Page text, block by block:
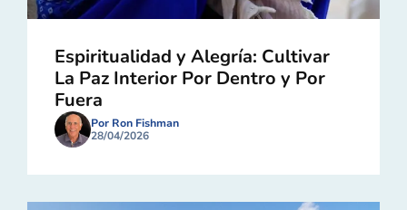
Espiritualidad y Alegría: Cultivar
La Paz Interior Por Dentro y Por
Fuera
Por Ron Fishman
28/04/2026